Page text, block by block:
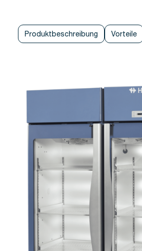
Produktbeschreibung Vorteile